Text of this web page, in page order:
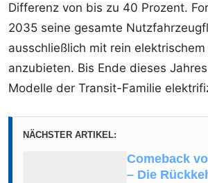
Differenz von bis zu 40 Prozent.
2035 seine gesamte
ausschließlich mit rein
anzubieten. Bis Ende dieses
Modelle der Transit-Familie
NÄCHSTER ARTIKEL:
Comeback
– Die